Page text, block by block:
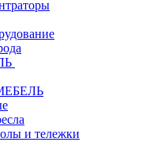
и тележки